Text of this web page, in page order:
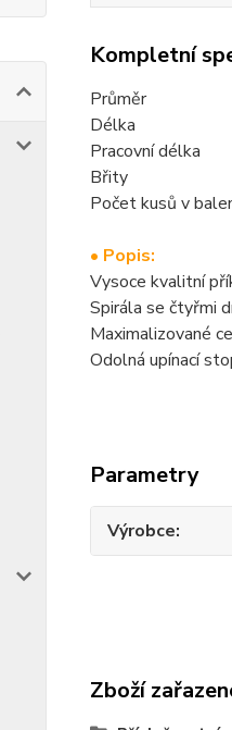
Kompletní
Průměr
Délka
Pracovní
Břity
Počet kusů v
• Popis:
Vysoce kvalitní
Spirála se čtyřmi
Maximalizované
Odolná upínací
Parametry
Výrobce
Zboží